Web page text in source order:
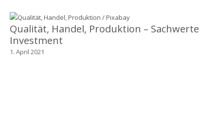
Qualität, Handel, Produktion – Sachwerte
Investment
1. April 2021